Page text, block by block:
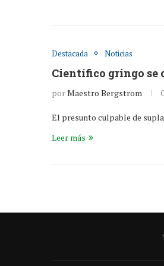
Destacada Noticias
Científico gringo se
porMaestro Bergstrom
El presunto culpable de
Leer más